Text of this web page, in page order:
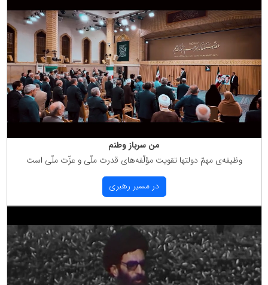
من سرباز وطنم
وظیفه‌ی مهمّ دولتها تقویت مؤلّفه‌های قدرت ملّی و عزّت ملّی است
در مسیر رهبری